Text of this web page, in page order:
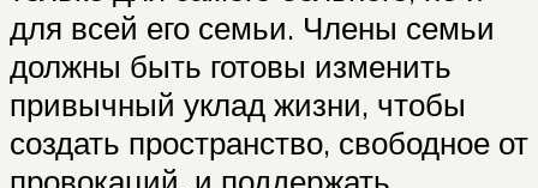
для всей его семьи. Члены семьи
должны быть готовы изменить
привычный уклад жизни, чтобы
создать пространство, свободное от